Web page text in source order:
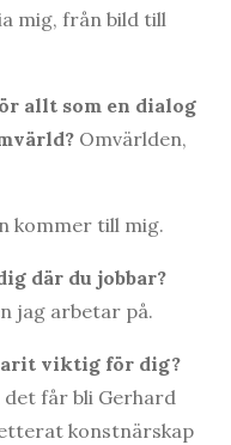
mig, från bild till
allt som en dialog
Omvärlden,
kommer till mig.
där du jobbar?
jag arbetar på.
viktig för dig?
får bli Gerhard
konstnärskap